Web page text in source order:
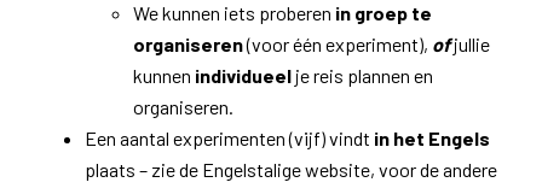
We kunnen iets proberen in groep te
organiseren(voor één experiment), ofjullie
kunnen individueel je reis plannen en
organiseren.
Een aantal experimenten (vijf) vindt in het Engels
plaats – zie de Engelstalige website, voor de andere